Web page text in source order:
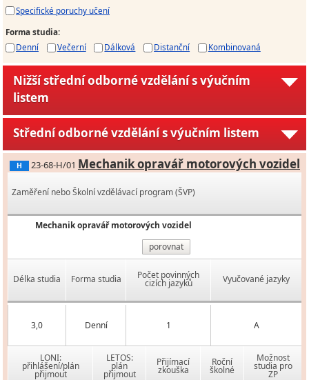
Specifické poruchy učení
Forma studia:
Denní
Večerní Dálková Distanční Kombinovaná
Nižší střední odborné vzdělání s výučním
listem
Střední odborné vzdělání s výučním listem
H 23-68-H/01 Mechanik opravář motorových vozidel
Zaměření nebo Školní vzdělávací program (ŠVP)
Mechanik opravář motorových vozidel
porovnat
Délka studia Forma studia Počet povinných
cizích jazyků Vyučované jazyky
3,0 Denní 1 A
LONI:
přihlášení/plán
přijmout
LETOS:
plán
přijmout
Přijímací
zkouška
Roční
školné
Možnost
studia pro
ZP